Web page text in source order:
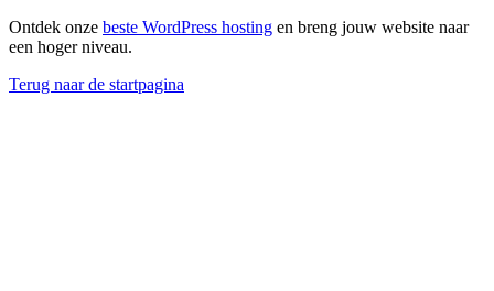
Ontdek onze beste WordPress hosting en breng jouw website naar
een hoger niveau.
Terug naar de startpagina